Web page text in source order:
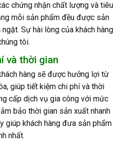
chứng nhận chất lượng và tiêu
mỗi sản phẩm đều được sản
Sự hài lòng của khách hàng
tôi.
và thời gian
hàng sẽ được hưởng lợi từ
giúp tiết kiệm chi phí và thời
cấp dịch vụ gia công với mức
bảo thời gian sản xuất nhanh
giúp khách hàng đưa sản phẩm
nhất.